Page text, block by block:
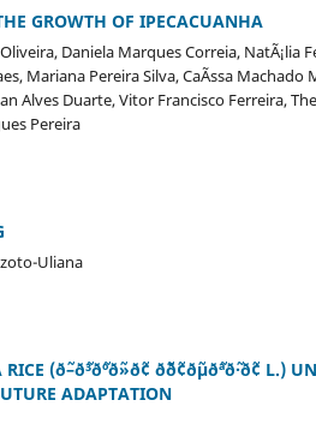
GROWTH OF IPECACUANHA
Daniela Marques Correia, NatÃ¡lia
Mariana Pereira Silva, CaÃ­ssa Machado
Alves Duarte, Vitor Francisco Ferreira,
Pereira
Uliana
ð˜´ð˜¢ð˜µð˜ªð˜·ð˜¢ L.)
ADAPTATION